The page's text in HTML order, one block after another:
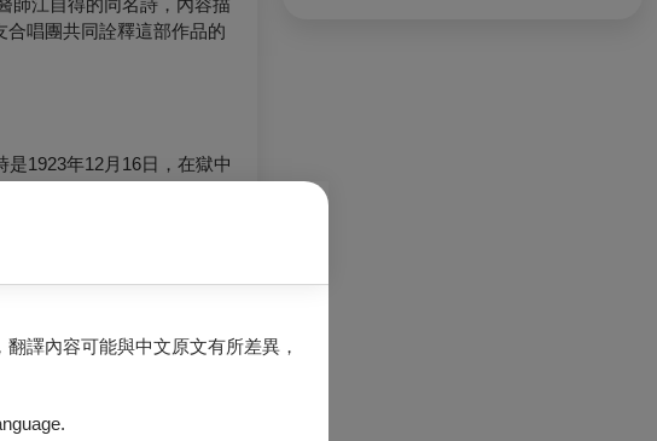
譯內容可能與中文原文有所差異，
師江自得的同名詩，內容描
唱團共同詮釋這部作品的
1923年12月16日，在獄中
、想起惦念的名字。
情敘事的詩，詩中多處句
得醫師的生命旅程。最初
室內合唱團的形式，鋼琴伴
弦樂與大合唱版本。2014
弦樂團。清唱劇《那些天，